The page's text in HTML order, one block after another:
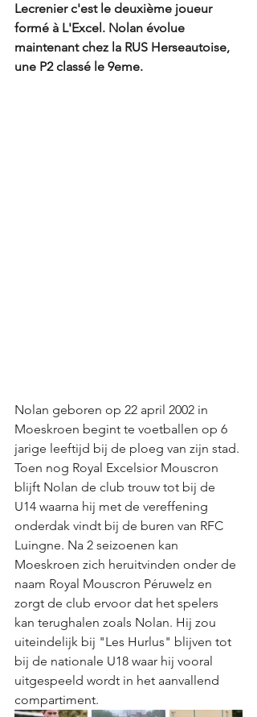
Lecrenier c'est le deuxième joueur
formé à L'Excel. Nolan évolue
maintenant chez la RUS Herseautoise,
une P2 classé le 9eme.
Nolan geboren op 22 april 2002 in
Moeskroen begint te voetballen op 6
jarige leeftijd bij de ploeg van zijn stad.
Toen nog Royal Excelsior Mouscron
blijft Nolan de club trouw tot bij de
U14 waarna hij met de vereffening
onderdak vindt bij de buren van RFC
Luingne. Na 2 seizoenen kan
Moeskroen zich heruitvinden onder de
naam Royal Mouscron Péruwelz en
zorgt de club ervoor dat het spelers
kan terughalen zoals Nolan. Hij zou
uiteindelijk bij "Les Hurlus" blijven tot
bij de nationale U18 waar hij vooral
uitgespeeld wordt in het aanvallend
compartiment.